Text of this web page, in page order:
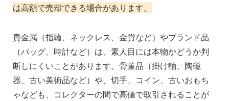
は高額で売却できる場合があります。
貴金属（指輪、ネックレス、金貨など）やブランド品
（バッグ、時計など）は、素人目には本物かどうか判
断しにくいことがあります。骨董品（掛け軸、陶磁
器、古い美術品など）や、切手、コイン、古いおもち
ゃなども、コレクターの間で高値で取引されることが